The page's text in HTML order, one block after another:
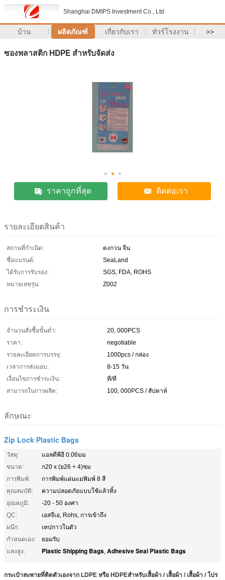
Shanghai DMIPS Investment Co., Ltd
บ้าน ผลิตภัณฑ์ เกี่ยวกับเรา ทัวร์โรงงาน >>
ซองพลาสติก HDPE สำหรับจัดส่ง
ราคาถูกที่สุด ติดต่อเรา
รายละเอียดสินค้า
สถานที่กำเนิด:
ตงกวน จีน
ชื่อแบรนด์:
SeaLand
ได้รับการรับรอง:
SGS, FDA, ROHS
หมายเลขรุ่น:
Z002
การชำระเงิน
จำนวนสั่งซื้อขั้นต่ำ:
20, 000PCS
ราคา:
negotiable
รายละเอียดการบรรจุ:
1000pcs / กล่อง
เวลาการส่งมอบ:
8-15 วัน
เงื่อนไขการชำระเงิน:
ที/ที
สามารถในการผลิต:
100, 000PCS / สัปดาห์
ลักษณะ
Zip Lock Plastic Bags
วัสดุ:
แอลดีพีอี 0.06มม
ขนาด:
ก20 x (ย26 + 4)ซม
การพิมพ์:
การพิมพ์แผ่นแม่พิมพ์ 8 สี
คุณสมบัติ:
ความปลอดภัยแบบใช้แล้วทิ้ง
อุณหภูมิ:
-20 - 50 องศา
QC:
เอสจีเอ, Rohs, การเข้าถึง
ผนึก:
เทปกาวในตัว
กำหนดเอง:
ยอมรับ
แสงสูง:
Plastic Shipping Bags, Adhesive Seal Plastic Bags
กระเป๋าสะพายที่ติดตัวเองจาก LDPE หรือ HDPEสําหรับเสื้อผ้า / เสื้อผ้า / เสื้อผ้า / โปร